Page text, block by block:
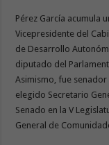
Pérez García acumula
Vicepresidente del
de Desarrollo
diputado del
Asimismo, fue senador
elegido Secretario
Senado en la V
General de